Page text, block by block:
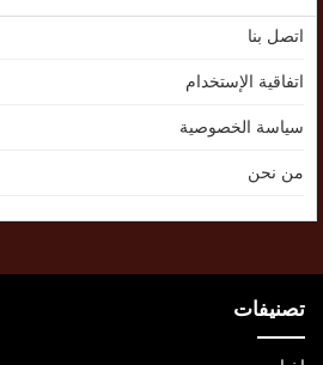
اتصل بنا
اتفاقية الإستخدام
سياسة الخصوصية
من نحن
تصنيفات